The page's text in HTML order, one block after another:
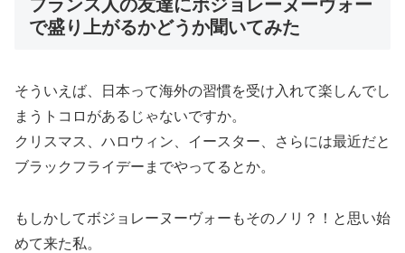
フランス人の友達にボジョレーヌーヴォー
で盛り上がるかどうか聞いてみた
そういえば、日本って海外の習慣を受け入れて楽しんでし
まうトコロがあるじゃないですか。
クリスマス、ハロウィン、イースター、さらには最近だと
ブラックフライデーまでやってるとか。
もしかしてボジョレーヌーヴォーもそのノリ？！と思い始
めて来た私。